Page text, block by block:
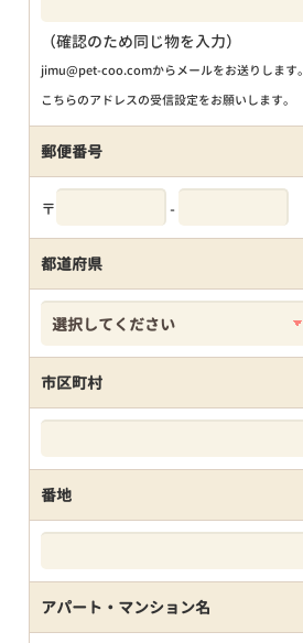
（確認のため同じ物を入力）
jimu@pet-coo.comからメールをお送りします。
こちらのアドレスの受信設定をお願いします。
郵便番号
〒 -
都道府県
市区町村
番地
アパート・マンション名